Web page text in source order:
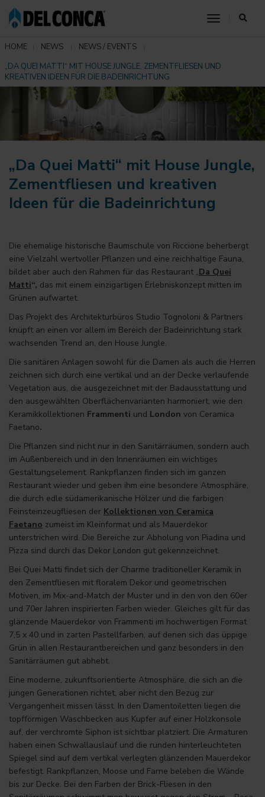
toggle
HOME NEWS
NEWS / EVENTS
„DA QUEI MATTI“ MIT HOUSE JUNGLE, ZEMENTFLIESEN UND
KREATIVEN IDEEN FÜR DIE BADEINRICHTUNG
„Da Quei Matti“ mit House Jungle,
Zementfliesen und kreativen
Ideen für die Badeinrichtung
Die ehemalige historische Baumschule von Riccione beherbergt
eine Vielzahl wertvoller Pflanzen und eine reichhaltige Fauna,
bildet aber auch den Rahmen für das Restaurant „Da Quei
Matti“, das mit einem einzigartigen Erlebniskonzept mitten im
Grünen aufwartet.
Das Projekt des Architekturbüros Studio Tognoloni & Partners
knüpft an einen vor allem im Bereich der Badeinrichtung stark
wachsenden Trend an, den House Jungle.
Die sanitären Anlagen sowohl für die Damen als auch die Herren
zeichnen sich durch eine vertikal und an der Decke verlaufende
Vegetation aus, die ausgezeichnet mit der Badausstattung und
den ausgewählten Oberflächenvarianten harmoniert, wie den
Keramikkollektionen Frammenti und London von Ceramica
Faetano.
Die Pflanzen sind nicht nur in den Sanitärräumen, sondern auch
im Außenbereich und in den Innenräumen ein wichtiges
Gestaltungselement. Rankpflanzen finden sich im ganzen
Restaurant wieder und geben ihm eine besondere Atmosphäre,
die durch edle südamerikanische Hölzer und die farbigen
Feinsteinzeugfliesen der Kollektionen von Ceramica
Faetano zumeist im Kleinformat und als Mauerdekor
unterstrichen wird. Die Bereiche zur Abholung von Piadina und
Pizza sind durch das Dekor London gut gekennzeichnet.
Bei Quei Matti findet sich der Charme traditioneller Keramik in
den Zementfliesen mit floralem Dekor und geometrischen
Motiven, im Mix-and-Match der Muster und in den von den 60er
und 70er Jahren inspirierten Farben wieder. Gleiches gilt für das
glänzende Mauerdekor von Frammenti im hochwertigen Format
7,5 x 40 und in zarten Pastellfarben, auf denen sich das üppige
Grün in allen Restaurantbereichen und ganz besonders in den
Sanitärräumen gut abhebt.
Eine moderne, zukunftsorientierte Atmosphäre, die sich an die
jungen Generationen richtet, aber nicht den Bezug zur
Vergangenheit missen lässt. In den Damentoiletten liegen die
topfförmigen Waschbecken aus Kupfer auf einer Holzkonsole
auf, der verchromte Siphon ist sichtbar platziert. Die Armaturen
haben einen Schwallauslauf und die runden hinterleuchteten
Spiegel sind auf dem vertikal verlegten glänzenden Mauerdekor
befestigt. Rankpflanzen, Moose und Farne beleben die Wände
bis zur Decke. Bei den Farben der Brick-Fliesen in den